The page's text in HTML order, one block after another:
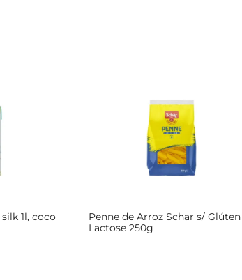
1l, coco
Penne de Arroz Schar s/
Lactose 250g